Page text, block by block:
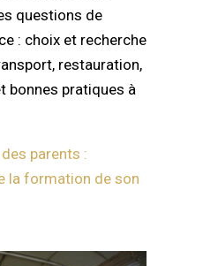
questions de
: choix et recherche
restauration,
bonnes pratiques à
parents :
la formation de son